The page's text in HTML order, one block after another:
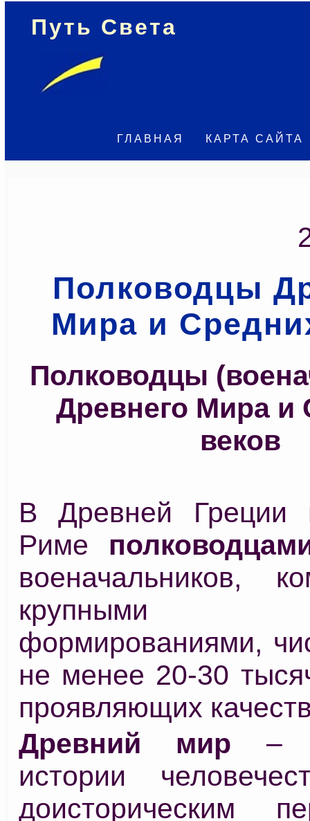
Путь Света
ГЛАВНАЯ КАРТА САЙТА
Полководцы
Мира и
Полководцы
Древнего Мира и
веков
В Древней Греции
Риме
военачальников,
крупными
формированиями,
не менее 20-30
проявляющих
Древний мир –
истории
доисторическим